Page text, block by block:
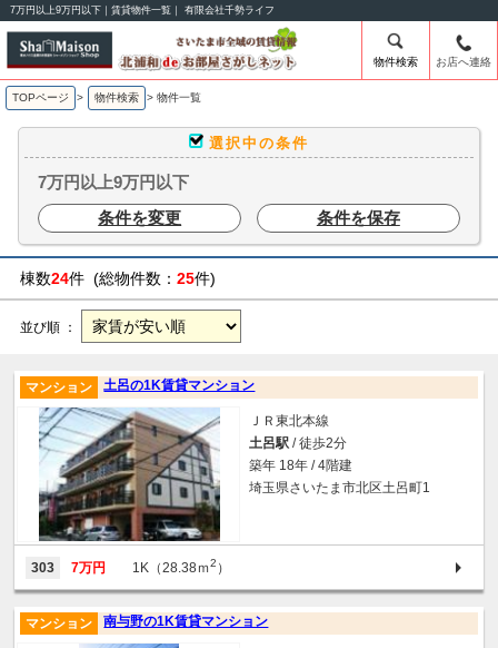
7万円以上9万円以下｜賃貸物件一覧｜ 有限会社千勢ライフ
物件検索 お店へ連絡
TOPページ > 物件検索 > 物件一覧
選択中の条件
7万円以上9万円以下
条件を変更
条件を保存
棟数24件 (総物件数： 25件)
並び順 ：
土呂の1K賃貸マンション
マンション
ＪＲ東北本線
土呂駅 / 徒歩2分
築年 18年 / 4階建
埼玉県さいたま市北区土呂町1
303 7万円 1K（28.38ｍ2 ）
南与野の1K賃貸マンション
マンション